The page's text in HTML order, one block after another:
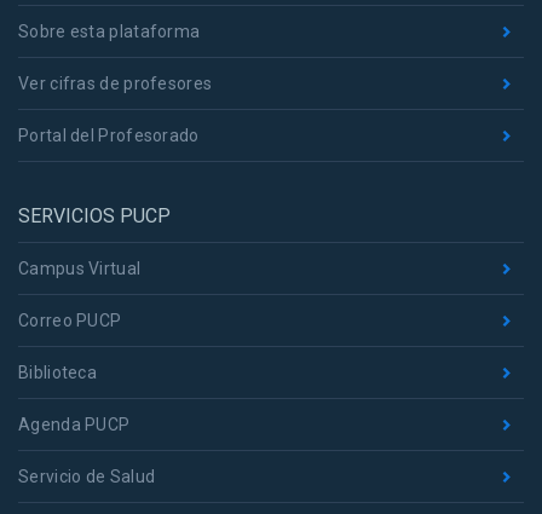
Sobre esta plataforma
Ver cifras de profesores
Portal del Profesorado
SERVICIOS PUCP
Campus Virtual
Correo PUCP
Biblioteca
Agenda PUCP
Servicio de Salud